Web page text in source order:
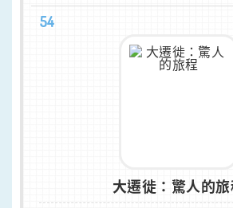
54
大遷徙：驚人的